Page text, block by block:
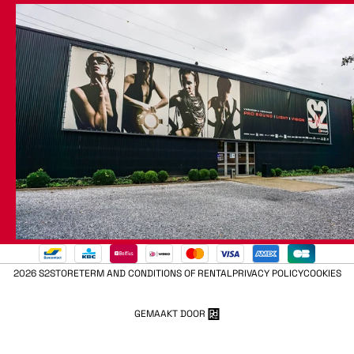
2026 S2STORETERM AND CONDITIONS OF RENTALPRIVACY POLICYCOOKIES
GEMAAKT DOOR